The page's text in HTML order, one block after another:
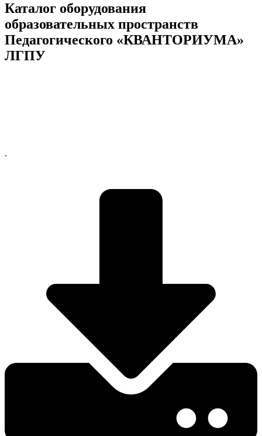
Каталог оборудования
образовательных пространств
Педагогического «КВАНТОРИУМА»
ЛГПУ
.